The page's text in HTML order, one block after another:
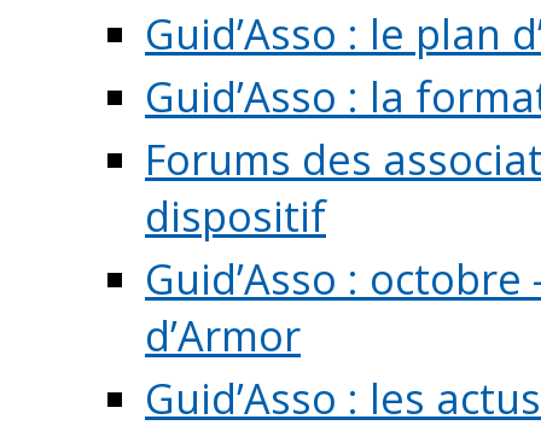
Guid’Asso : le plan
Guid’Asso : la
Forums des
dispositif
Guid’Asso :
d’Armor
Guid’Asso : les